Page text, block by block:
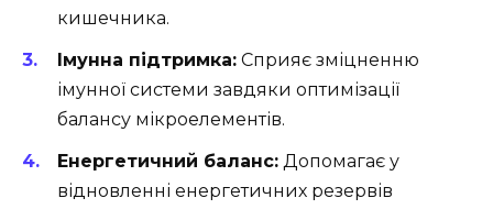
кишечника.
Імунна підтримка: Сприяє зміцненню
імунної системи завдяки оптимізації
балансу мікроелементів.
Енергетичний баланс: Допомагає у
відновленні енергетичних резервів